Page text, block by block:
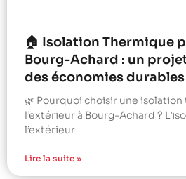
🏠 Isolation Thermique
Bourg-Achard : un
des économies durables
🌿 Pourquoi choisir une
l’extérieur à Bourg-Achard ?
l’extérieur
Lire la suite »